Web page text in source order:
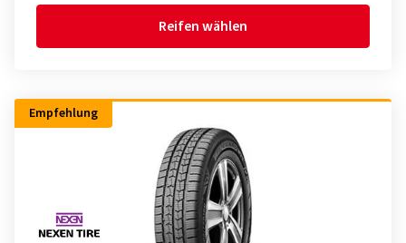
Reifen wählen
Empfehlung